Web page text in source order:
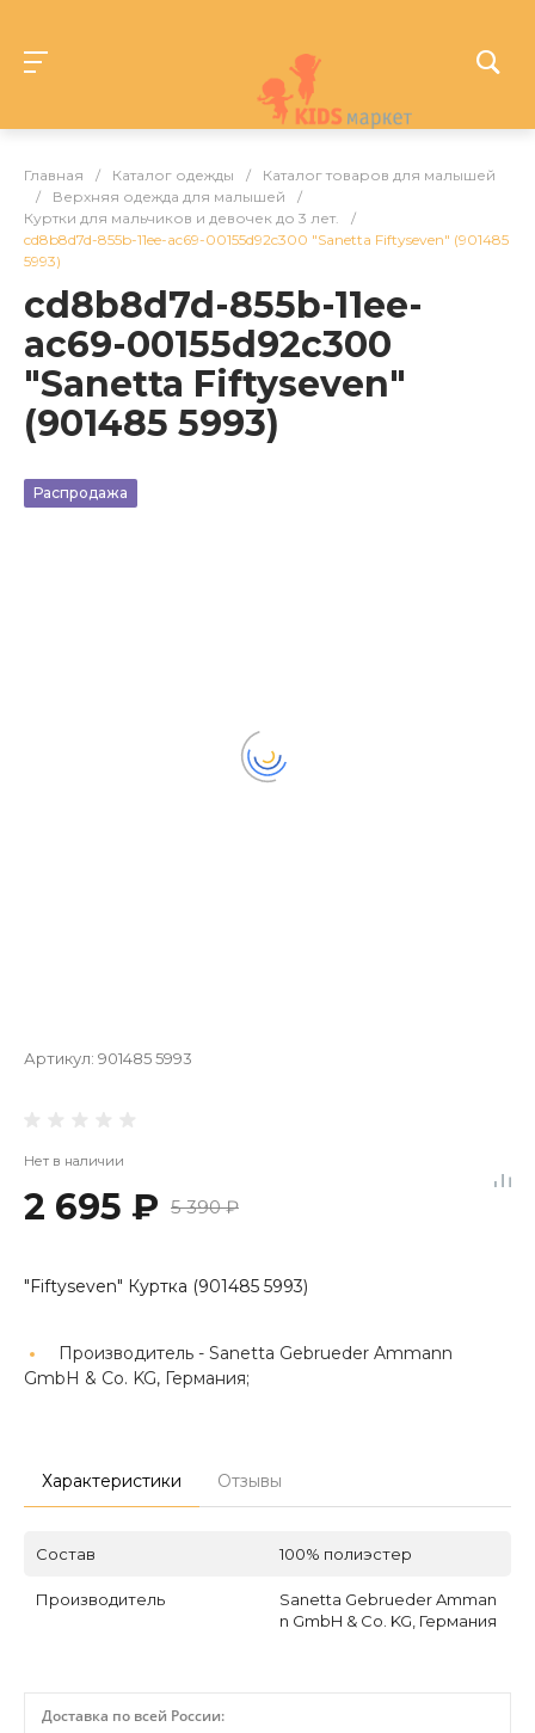
Главная / Каталог одежды /
Каталог товаров для малышей
/
Верхняя одежда для малышей
/
Куртки для мальчиков и девочек до 3 лет.
/
cd8b8d7d-855b-11ee-ac69-00155d92c300 "Sanetta Fiftyseven" (901485
5993)
cd8b8d7d-855b-11ee-
ac69-00155d92c300
"Sanetta Fiftyseven"
(901485 5993)
Распродажа
Артикул: 901485 5993
Нет в наличии
2 695 ₽ 5 390 ₽
"Fiftyseven" Куртка (901485 5993)
Производитель - Sanetta Gebrueder Ammann
GmbH & Co. KG, Германия;
Характеристики Отзывы
Состав 100% полиэстер
Производитель
Sanetta Gebrueder Amman
n GmbH & Co. KG, Германия
Доставка по всей России: